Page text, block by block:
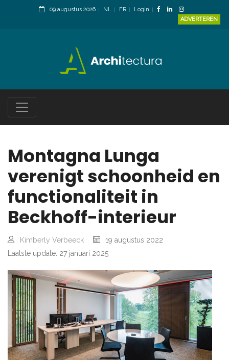
09 augustus 2026 NL FR
Login
ADVERTEREN
Montagna Lunga
verenigt schoonheid en
functionaliteit in
Beckhoff-interieur
Kimberly Verbeeck
19 augustus 2022
Laatste update: 27 januari 2025